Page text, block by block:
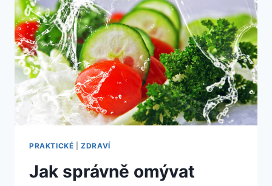
PRAKTICKÉ |ZDRAVÍ
Jak správně omývat